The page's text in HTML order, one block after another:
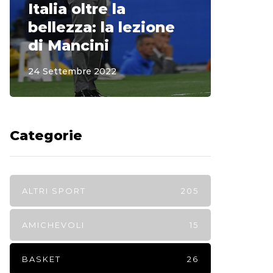
Italia oltre la
bellezza: la lezione
di Mancini
24 Settembre 2022
Categorie
ALTRI SPORT 205
AMICHEVOLI 15
BASKET 26